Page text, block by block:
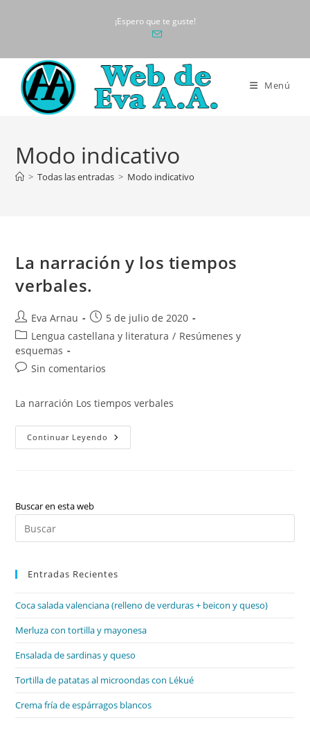
¡Espero que te guste!
Menú
Modo indicativo
> Todas las entradas > Modo indicativo
La narración y los tiempos
verbales.
Autor
de
la
entrada:
Eva Arnau
Publicación
de
5 de julio de 2020
Categoría
de
la
Lengua castellana y literatura / Resúmenes y
esquemas
Comentarios
la
entrada:
Sin comentarios
La narración Los tiempos verbales
Continuar Leyendo La
Narración
Buscar en esta web
Entradas Recientes
Coca salada valenciana (relleno de verduras + beicon y queso)
Merluza con tortilla y mayonesa
Ensalada de sardinas y queso
Tortilla de patatas al microondas con Lékué
Crema fría de espárragos blancos